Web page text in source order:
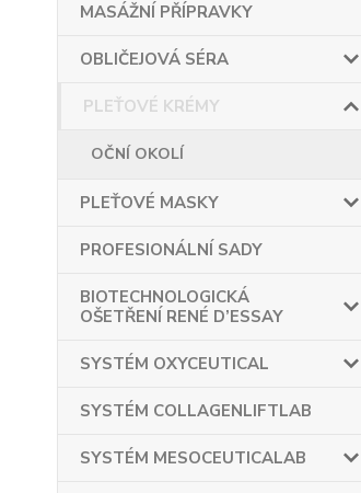
MASÁŽNÍ PŘÍPRAVKY
OBLIČEJOVÁ SÉRA
PLEŤOVÉ KRÉMY
OČNÍ OKOLÍ
PLEŤOVÉ MASKY
PROFESIONÁLNÍ SADY
BIOTECHNOLOGICKÁ
OŠETŘENÍ RENÉ D’ESSAY
SYSTÉM OXYCEUTICAL
SYSTÉM COLLAGENLIFTLAB
SYSTÉM MESOCEUTICALAB